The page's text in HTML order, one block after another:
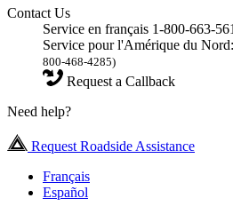
Contact Us
Service en français 1-800-663-
Service pour l'Amérique du
800-468-4285)
Request a Callback
Need help?
Request Roadside Assistance
Français
Español